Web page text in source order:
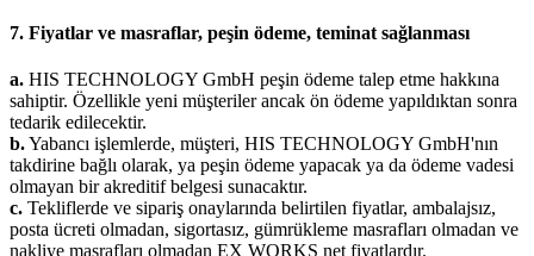
7. Fiyatlar ve masraflar, peşin ödeme, teminat sağlanması
a. HIS TECHNOLOGY GmbH peşin ödeme talep etme hakkına
sahiptir. Özellikle yeni müşteriler ancak ön ödeme yapıldıktan sonra
tedarik edilecektir.
b.Yabancı işlemlerde, müşteri, HIS TECHNOLOGY GmbH'nın
takdirine bağlı olarak, ya peşin ödeme yapacak ya da ödeme vadesi
olmayan bir akreditif belgesi sunacaktır.
c. Tekliflerde ve sipariş onaylarında belirtilen fiyatlar, ambalajsız,
posta ücreti olmadan, sigortasız, gümrükleme masrafları olmadan ve
nakliye masrafları olmadan EX WORKS net fiyatlardır.